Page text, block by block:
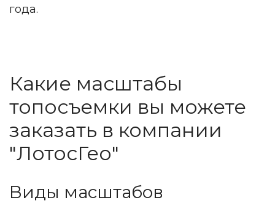
года.
Какие масштабы
топосъемки вы можете
заказать в компании
"ЛотосГео"
Виды масштабов